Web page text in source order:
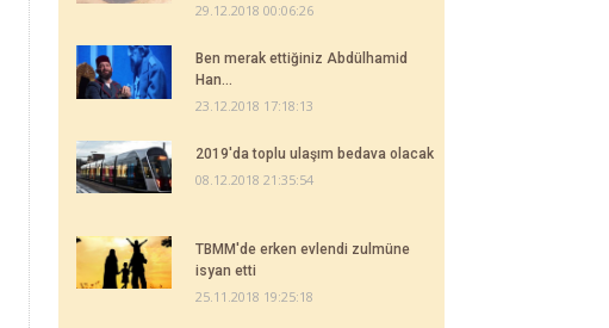
29.12.2018 00:06:26
Ben merak ettiğiniz Abdülhamid
Han...
23.12.2018 17:18:13
2019'da toplu ulaşım bedava olacak
08.12.2018 21:35:54
TBMM'de erken evlendi zulmüne
isyan etti
25.11.2018 19:25:18